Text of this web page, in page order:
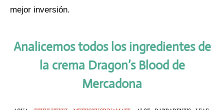
mejor inversión.
Analicemos todos los ingredientes de
la crema Dragon’s Blood de
Mercadona